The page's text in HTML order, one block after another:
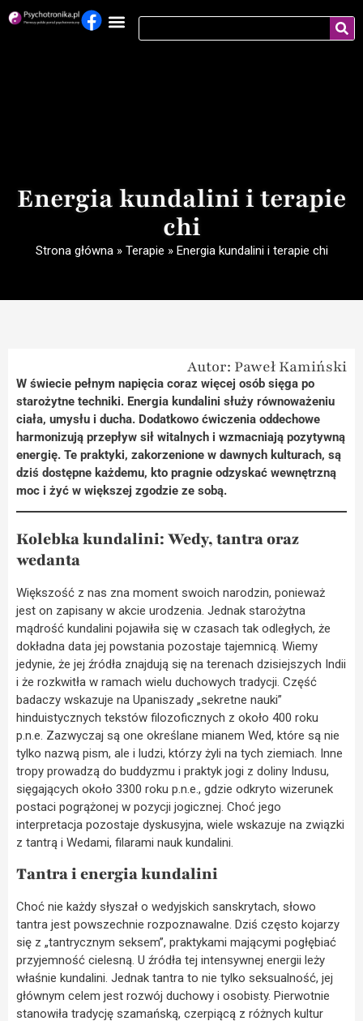
Energia kundalini i terapie
chi
Strona główna» Terapie » Energia kundalini i terapie chi
Autor: Paweł Kamiński
W świecie pełnym napięcia coraz więcej osób sięga po
starożytne techniki. Energia kundalini służy równoważeniu
ciała, umysłu i ducha. Dodatkowo ćwiczenia oddechowe
harmonizują przepływ sił witalnych i wzmacniają pozytywną
energię. Te praktyki, zakorzenione w dawnych kulturach, są
dziś dostępne każdemu, kto pragnie odzyskać wewnętrzną
moc i żyć w większej zgodzie ze sobą.
Kolebka kundalini: Wedy, tantra oraz
wedanta
Większość z nas zna moment swoich narodzin, ponieważ
jest on zapisany w akcie urodzenia. Jednak starożytna
mądrość kundalini pojawiła się w czasach tak odległych, że
dokładna data jej powstania pozostaje tajemnicą. Wiemy
jedynie, że jej źródła znajdują się na terenach dzisiejszych Indii
i że rozkwitła w ramach wielu duchowych tradycji. Część
badaczy wskazuje na Upaniszady „sekretne nauki”
hinduistycznych tekstów filozoficznych z około 400 roku
p.n.e. Zazwyczaj są one określane mianem Wed, które są nie
tylko nazwą pism, ale i ludzi, którzy żyli na tych ziemiach. Inne
tropy prowadzą do buddyzmu i praktyk jogi z doliny Indusu,
sięgających około 3300 roku p.n.e., gdzie odkryto wizerunek
postaci pogrążonej w pozycji jogicznej. Choć jego
interpretacja pozostaje dyskusyjna, wiele wskazuje na związki
z tantrą i Wedami, filarami nauk kundalini.
Tantra i energia kundalini
Choć nie każdy słyszał o wedyjskich sanskrytach, słowo
tantra jest powszechnie rozpoznawalne. Dziś często kojarzy
się z „tantrycznym seksem”, praktykami mającymi pogłębiać
przyjemność cielesną. U źródła tej intensywnej energii leży
właśnie kundalini. Jednak tantra to nie tylko seksualność, jej
głównym celem jest rozwój duchowy i osobisty. Pierwotnie
stanowiła tradycję szamańską, czerpiącą z różnych kultur